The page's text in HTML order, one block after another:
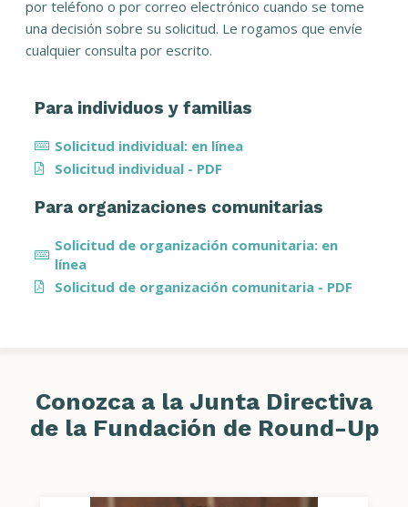
por teléfono o por correo electrónico cuando se tome
una decisión sobre su solicitud. Le rogamos que envíe
cualquier consulta por escrito.
Para individuos y familias
Solicitud individual: en línea
Solicitud individual - PDF
Para organizaciones comunitarias
Solicitud de organización comunitaria: en
línea
Solicitud de organización comunitaria - PDF
Conozca a la Junta Directiva
de la Fundación de Round-Up